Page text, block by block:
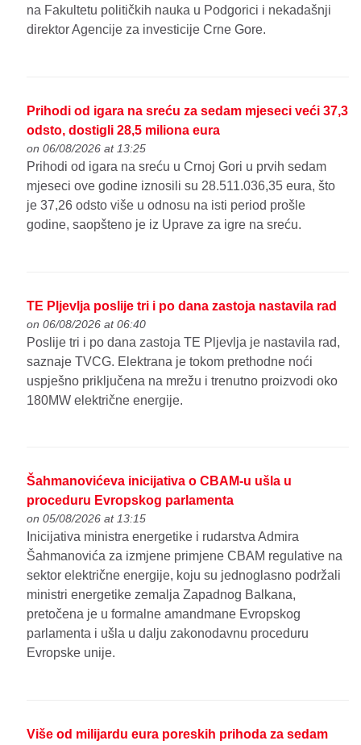
na Fakultetu političkih nauka u Podgorici i nekadašnji
direktor Agencije za investicije Crne Gore.
Prihodi od igara na sreću za sedam mjeseci veći 37,3
odsto, dostigli 28,5 miliona eura
on 06/08/2026 at 13:25
Prihodi od igara na sreću u Crnoj Gori u prvih sedam
mjeseci ove godine iznosili su 28.511.036,35 eura, što
je 37,26 odsto više u odnosu na isti period prošle
godine, saopšteno je iz Uprave za igre na sreću.
TE Pljevlja poslije tri i po dana zastoja nastavila rad
on 06/08/2026 at 06:40
Poslije tri i po dana zastoja TE Pljevlja je nastavila rad,
saznaje TVCG. Elektrana je tokom prethodne noći
uspješno priključena na mrežu i trenutno proizvodi oko
180MW električne energije.
Šahmanovićeva inicijativa o CBAM-u ušla u
proceduru Evropskog parlamenta
on 05/08/2026 at 13:15
Inicijativa ministra energetike i rudarstva Admira
Šahmanovića za izmjene primjene CBAM regulative na
sektor električne energije, koju su jednoglasno podržali
ministri energetike zemalja Zapadnog Balkana,
pretočena je u formalne amandmane Evropskog
parlamenta i ušla u dalju zakonodavnu proceduru
Evropske unije.
Više od milijardu eura poreskih prihoda za sedam